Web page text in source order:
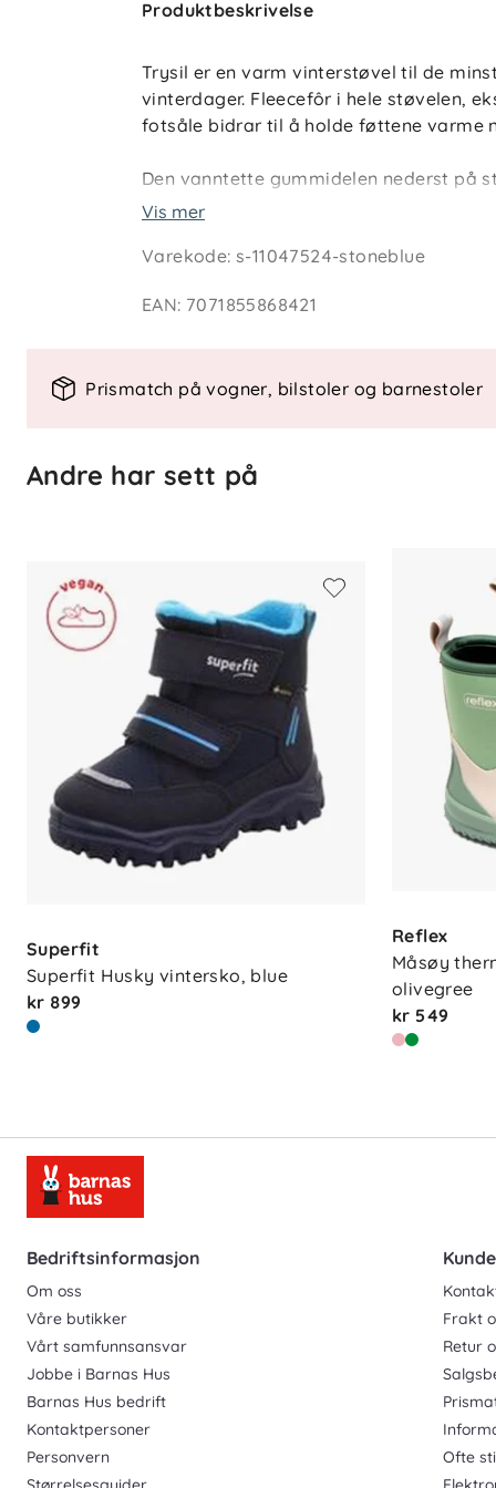
Produktbeskrivelse
Trysil er en varm vinterstøvel til de
vinterdager. Fleecefôr i hele støvelen,
fotsåle bidrar til å holde føttene varme
Den vanntette gummidelen nederst på
yttersålen er utviklet for godt grep og
Teknisk informasjon
Isolasjon i ankelpartiet
Slitesterk konstruksjon med god
Vann- og smussavvisende
Størrelser: 22–28
Materiale
Såle: TPR (thermoplastic rubber)
Ytterstoff: 100 % polyester
Membran: TPU
Innerstoff: 100 % polyester
Kan håndvaskes ved behov
Etterimpregneres med PFC-fri
Vis mer
Varekode:s-11047524-stoneblue
EAN: 7071855868421
Prismatch på vogner, bilstoler og barnestoler
Andre har sett på
Superfit
Superfit Husky vintersko, blue
kr 899
Reflex
Måsøy
olivegree
kr 549
Bedriftsinformasjon
Om oss
Våre butikker
Vårt samfunnsansvar
Jobbe i Barnas Hus
Barnas Hus bedrift
Kontaktpersoner
Personvern
Frakt
Retur
Ofte